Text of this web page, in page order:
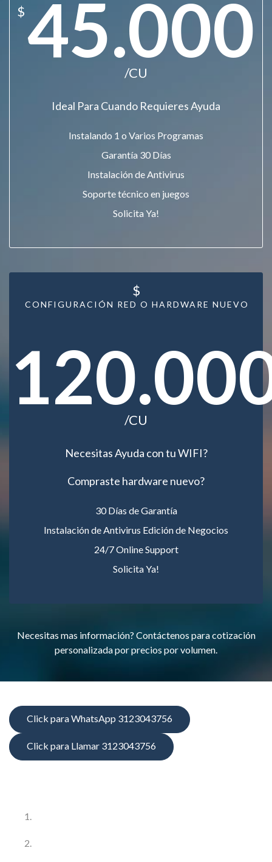
$45.000
/CU
Ideal Para Cuando Requieres Ayuda
Instalando 1 o Varios Programas
Garantía 30 Días
Instalación de Antivirus
Soporte técnico en juegos
Solicita Ya!
CONFIGURACIÓN RED O HARDWARE NUEVO
$
/CU
Necesitas Ayuda con tu WIFI?
Compraste hardware nuevo?
30 Días de Garantía
Instalación de Antivirus Edición de Negocios
24/7 Online Support
Solicita Ya!
Necesitas mas información? Contáctenos para cotización
personalizada por precios por volumen.
Click para WhatsApp 3123043756
Click para Llamar 3123043756